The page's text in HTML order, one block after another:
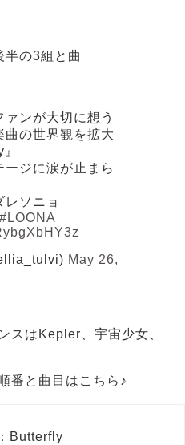
半の3組と曲
ンが大切に想う
曲の世界観を拡大
ジに涙が止まら
レソニョ
#LOONA
May 26,
スはKepler、宇宙少女、
番と曲目はこちら♪
Butterfly